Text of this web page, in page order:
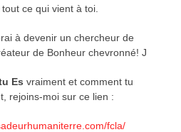
ce qui vient à toi.
à devenir un chercheur de
de Bonheur chevronné! J
Es vraiment et comment tu
rejoins-moi sur ce lien :
fcla/